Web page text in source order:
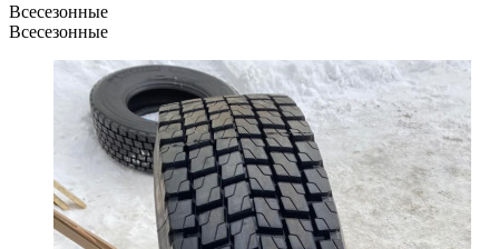
Всесезонные
Всесезонные